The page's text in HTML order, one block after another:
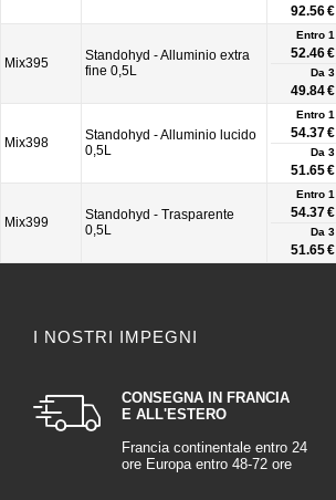
92.56 €
Mix395
Standohyd - Alluminio extra
fine 0,5L
Entro 1
52.46 €
Da 3
49.84 €
Mix398
Standohyd - Alluminio lucido
0,5L
Entro 1
54.37 €
Da 3
51.65 €
Mix399
Standohyd - Trasparente
0,5L
Entro 1
54.37 €
Da 3
51.65 €
I NOSTRI IMPEGNI
CONSEGNA IN FRANCIA
E ALL'ESTERO
Francia continentale entro 24
ore Europa entro 48-72 ore